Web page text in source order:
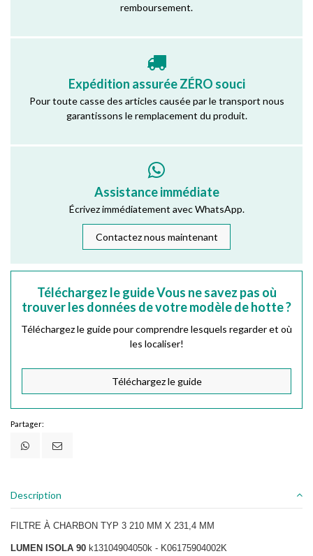
remboursement.
Expédition assurée ZÉRO souci
Pour toute casse des articles causée par le transport nous
garantissons le remplacement du produit.
Assistance immédiate
Écrivez immédiatement avec WhatsApp.
Contactez nous maintenant
Téléchargez le guide Vous ne savez pas où
trouver les données de votre modèle de hotte ?
Téléchargez le guide pour comprendre lesquels regarder et où
les localiser!
Téléchargez le guide
Partager:
Description
FILTRE À CHARBON TYP 3 210 MM X 231,4 MM
LUMEN ISOLA 90 k13104904050k - K06175904002K